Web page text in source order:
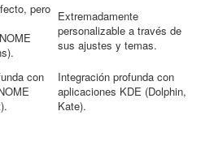
pero Extremadamente
personalizable a través de
sus ajustes y temas.
con
Integración profunda con
aplicaciones KDE (Dolphin,
Kate).